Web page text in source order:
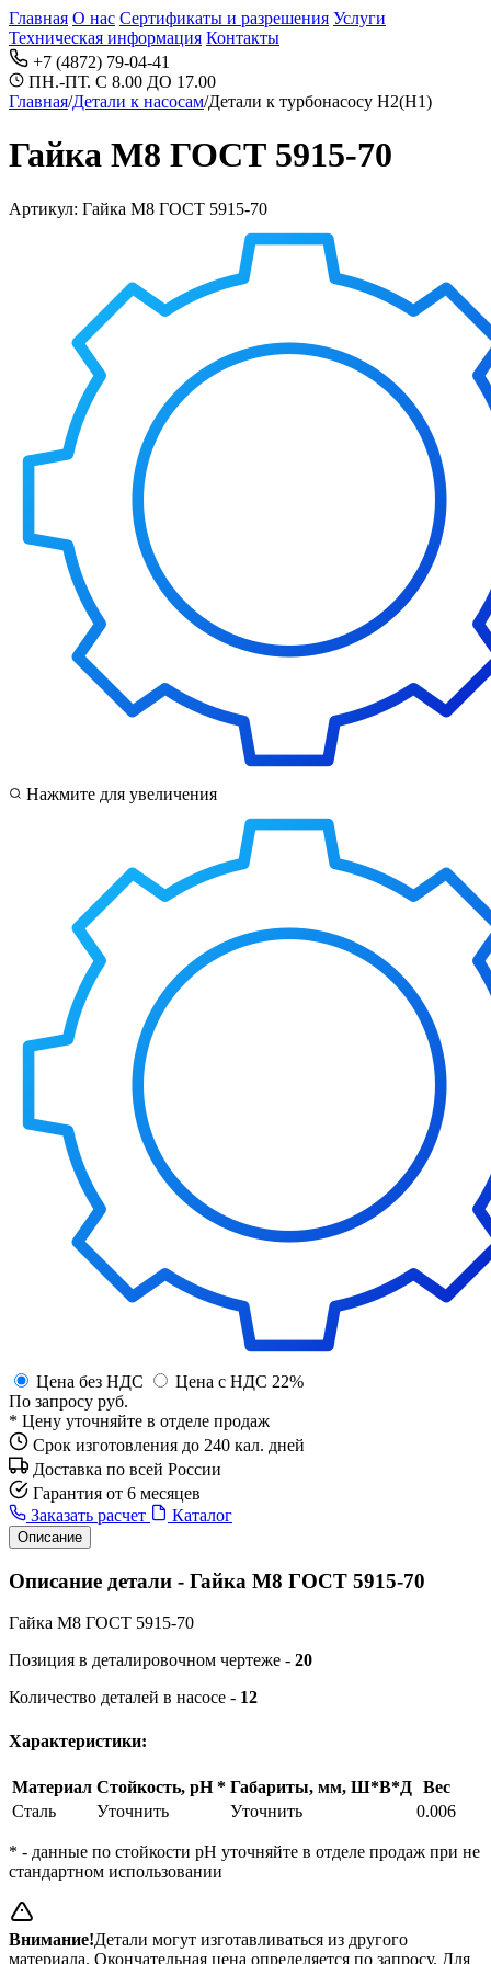
Главная О нас Сертификаты и разрешения Услуги
Техническая информация Контакты
+7 (4872) 79-04-41
ПН.-ПТ. С 8.00 ДО 17.00
Главная/Детали к насосам/Детали к турбонасосу Н2(Н1)
Гайка M8 ГОСТ 5915-70
Артикул: Гайка M8 ГОСТ 5915-70
Нажмите для увеличения
Цена без НДС
Цена с НДС 22%
По запросу руб.
* Цену уточняйте в отделе продаж
Срок изготовления до 240 кал. дней
Доставка по всей России
Гарантия от 6 месяцев
Заказать расчет
Каталог
Описание
Описание детали - Гайка M8 ГОСТ 5915-70
Гайка M8 ГОСТ 5915-70
Позиция в деталировочном чертеже - 20
Количество деталей в насосе - 12
Характеристики:
Материал Стойкость, pH * Габариты, мм, Ш*В*Д Вес
Сталь
Уточнить Уточнить 0.006
* - данные по стойкости pH уточняйте в отделе продаж при не
стандартном использовании
Внимание!Детали могут изготавливаться из другого
материала. Окончательная цена определяется по запросу. Для